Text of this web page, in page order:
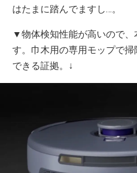
はたまに踏んでますし…。
▼物体検知性能が高いので、
す。巾木用の専用モップで
できる証拠。↓